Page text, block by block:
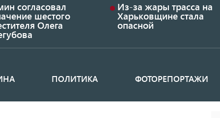
согласовал
шестого
Олега
Из-за жары трасса на
Харьковщине стала
опасной
ПОЛИТИКА ФОТОРЕПОРТАЖИ